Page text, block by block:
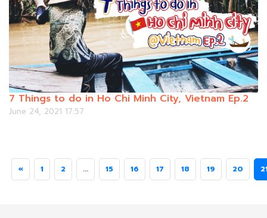
7 Things to do in Ho Chi Minh City, Vietnam Ep.2
June 24, 2021 17:57
« 1 2 ... 15 16 17 18 19 20